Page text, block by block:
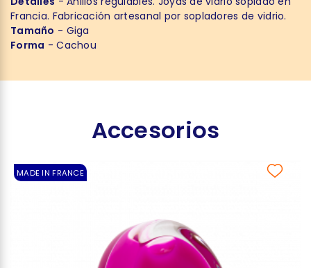
Francia. Fabricación artesanal por sopladores de vidrio.
Tamaño - Giga
Forma - Cachou
Accesorios
MADE IN FRANCE